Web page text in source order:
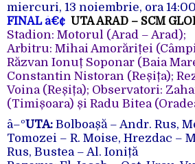
miercuri, 13 noiembrie, ora 14:00
FINAL â€¢ UTA ARAD – SCM
Stadion: Motorul (Arad – Arad);
Arbitru: Mihai Amorăriței
Răzvan Ionuț Soponar (Baia
Constantin Nistoran (Reșița);
Voina (Reșița); Observatori:
(Timișoara) și Radu Bitea
â–ºUTA: Bolboașă – Andr. Rus,
Tomozei – R. Moise, Hrezdac –
Rus, Bustea – Al. Ioniță